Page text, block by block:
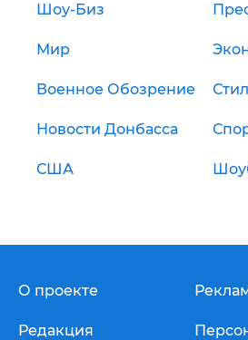
Шоу-Биз
Мир
Военное Обозрение
Новости Донбасса
США
О проекте
Редакция